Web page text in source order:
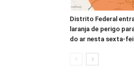
Distrito Federal
laranja de perigo
do ar nesta sexta-